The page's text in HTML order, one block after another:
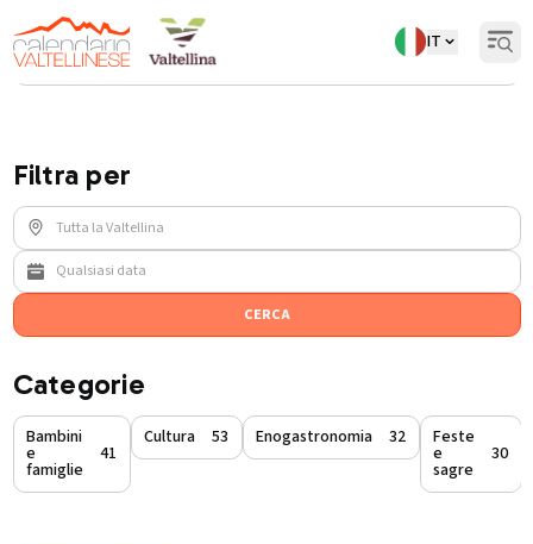
IT
Torna indietro divertimento-svago
Filtra per
CERCA
Categorie
Bambini
e
famiglie
41
Cultura 53 Enogastronomia 32 Feste
e
sagre
30